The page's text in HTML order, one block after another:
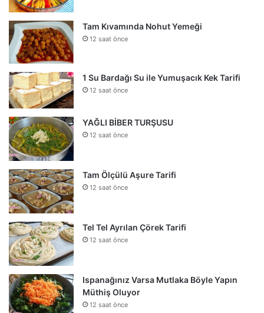
Tam Kıvamında Nohut Yemeği
12 saat önce
1 Su Bardağı Su ile Yumuşacık Kek Tarifi
12 saat önce
YAĞLI BİBER TURŞUSU
12 saat önce
Tam Ölçülü Aşure Tarifi
12 saat önce
Tel Tel Ayrılan Çörek Tarifi
12 saat önce
Ispanağınız Varsa Mutlaka Böyle Yapın
Müthiş Oluyor
12 saat önce